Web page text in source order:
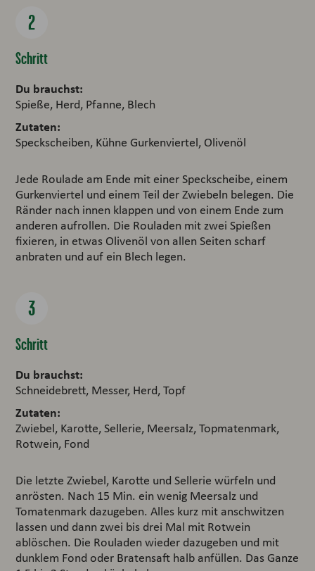
Schritt
Du brauchst:
Spieße, Herd, Pfanne, Blech
Zutaten:
Speckscheiben, Kühne Gurkenviertel, Olivenöl
Jede Roulade am Ende mit einer Speckscheibe, einem
Gurkenviertel und einem Teil der Zwiebeln belegen. Die
Ränder nach innen klappen und von einem Ende zum
anderen aufrollen. Die Rouladen mit zwei Spießen
fixieren, in etwas Olivenöl von allen Seiten scharf
anbraten und auf ein Blech legen.
Schritt
Du brauchst:
Schneidebrett, Messer, Herd, Topf
Zutaten:
Zwiebel, Karotte, Sellerie, Meersalz, Topmatenmark,
Rotwein, Fond
Die letzte Zwiebel, Karotte und Sellerie würfeln und
anrösten. Nach 15 Min. ein wenig Meersalz und
Tomatenmark dazugeben. Alles kurz mit anschwitzen
lassen und dann zwei bis drei Mal mit Rotwein
ablöschen. Die Rouladen wieder dazugeben und mit
dunklem Fond oder Bratensaft halb anfüllen. Das Ganze